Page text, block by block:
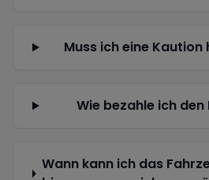
Muss ich eine Kaution
Wie bezahle ich den
Wann kann ich das